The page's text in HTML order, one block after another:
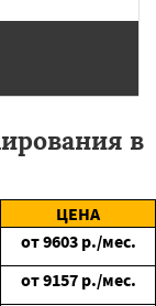
в
ЦЕНА
от9603 р./мес.
от9157 р./мес.